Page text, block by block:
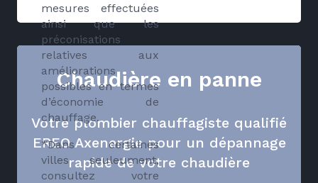
mesures effectuées
ainsi que les
préconisations
relatives aux
améliorations
possibles en termes
d’économie de
chauffage.
*Dans certaines
villes seuleument,
consultez votre
Chaudière en panne
Votre plombier chauffagiste qualifié
EREO Axenergie pour un dépannage
rapide de votre chaudière